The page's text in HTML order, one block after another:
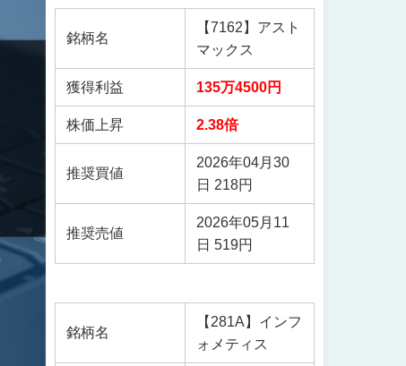
銘柄名
【7162】アスト
マックス
獲得利益 135万4500円
株価上昇 2.38倍
推奨買値
2026年04月30
日 218円
推奨売値
2026年05月11
日 519円
銘柄名
【281A】インフ
ォメティス